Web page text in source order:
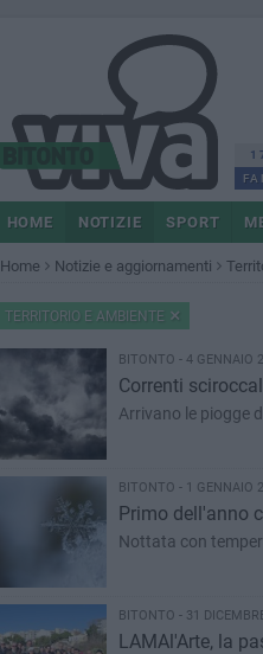
HOME NOTIZIE SPORT
Home Notizie e aggiornamenti
TERRITORIO E AMBIENTE
BITONTO - 4 GENNAIO
Correnti
Arrivano le piogge
BITONTO - 1 GENNAIO
Primo dell'anno
Nottata con
BITONTO - 31
LAMAl'Arte, la